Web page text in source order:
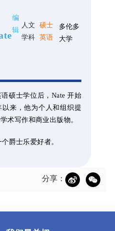
编
辑
人文
学科
硕士
英语
多伦多
大学
硕士学位后，Nate 开始
以来，他为个人和组织提
术写作和商业出版物。
爵士乐爱好者。
分享：